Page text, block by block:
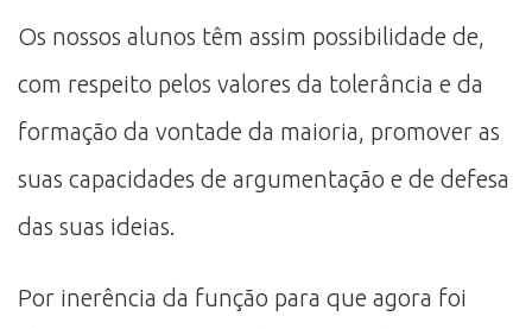
Os nossos alunos têm assim possibilidade de,
com respeito pelos valores da tolerância e da
formação da vontade da maioria, promover as
suas capacidades de argumentação e de defesa
das suas ideias.
Por inerência da função para que agora foi